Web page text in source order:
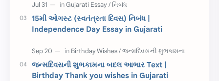
રક્ષાબંધન 26 જાન્યુઆરી
જાણવા જેવું ધોરણ 8
શિક્ષક દિવસ ઉત્તરાયણ
કહેવતો Birthday Wishes
15મી ઓગસ્ટ (સ્વતંત્રતા દિવસ) નિબંધ |
Independence Day Essay in Gujarati
જન્મદિવસની શુભકામના બદલ આભાર Text |
Birthday Thank you wishes in Gujarati